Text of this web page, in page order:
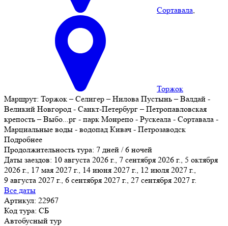
Сортавала
Торжок
Маршрут: Торжок – Селигер – Нилова Пустынь – Валдай -
Великий Новгород - Санкт-Петербург – Петропавловская
крепость – Выбо
рг - парк Монрепо - Рускеала - Сортавала -
Марциальные воды - водопад Кивач - Петрозаводск
Подробнее
Продолжительность тура: 7 дней / 6 ночей
Даты заездов: 10 августа 2026 г., 7 сентября 2026 г., 5 октября
2026 г., 17 мая 2027 г., 14 июня 2027 г., 12 июля 2027 г.,
9 августа 2027 г. , 6 сентября 2027 г., 27 сентября 2027 г.
Все даты
Артикул: 22967
Код тура: СБ
Автобусный тур